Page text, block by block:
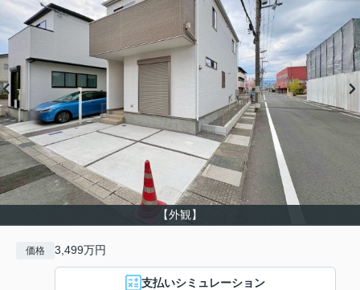
【外観】
価格 3,499万円
支払いシミュレーション